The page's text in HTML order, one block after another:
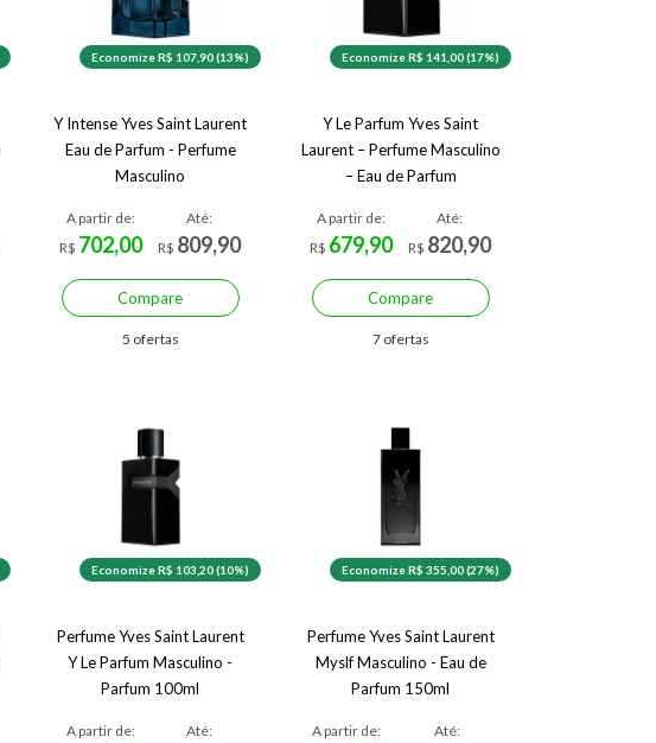
Economize R$ 107,90 (13%)
Y Intense Yves Saint Laurent
Eau de Parfum - Perfume
Masculino
A partir de:
R$ 702,00
Até:
R$ 809,90
Compare
5 ofertas
Economize R$ 141,00 (17%)
Y Le Parfum Yves Saint
Laurent – Perfume Masculino
– Eau de Parfum
A partir de:
R$ 679,90
Até:
R$ 820,90
Compare
7 ofertas
Economize R$ 103,20 (10%)
Perfume Yves Saint Laurent
Y Le Parfum Masculino -
Parfum 100ml
A partir de:
Até:
Economize R$ 355,00 (27%)
Perfume Yves Saint Laurent
Myslf Masculino - Eau de
Parfum 150ml
A partir de:
Até: